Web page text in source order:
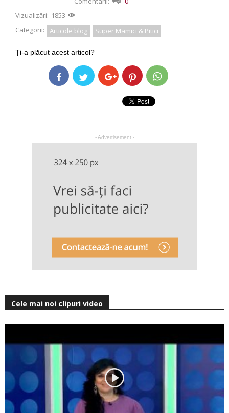
Vizualizări: 1853
Categorii:
Articole blog Super Mamici & Pitici
Ți-a plăcut acest articol?
- Advertisement -
Cele mai noi clipuri video